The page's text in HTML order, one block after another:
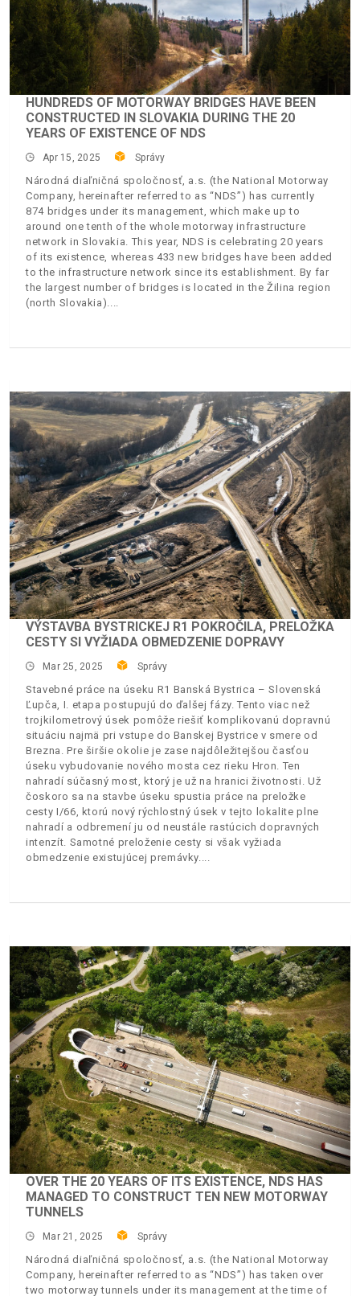
HUNDREDS OF MOTORWAY BRIDGES HAVE BEEN
CONSTRUCTED IN SLOVAKIA DURING THE 20
YEARS OF EXISTENCE OF NDS
Apr 15, 2025 Správy
Národná diaľničná spoločnosť, a.s. (the National Motorway
Company, hereinafter referred to as “NDS”) has currently
874 bridges under its management, which make up to
around one tenth of the whole motorway infrastructure
network in Slovakia. This year, NDS is celebrating 20 years
of its existence, whereas 433 new bridges have been added
to the infrastructure network since its establishment. By far
the largest number of bridges is located in the Žilina region
(north Slovakia).
VÝSTAVBA BYSTRICKEJ R1 POKROČILA, PRELOŽKA
CESTY SI VYŽIADA OBMEDZENIE DOPRAVY
Mar 25, 2025 Správy
Stavebné práce na úseku R1 Banská Bystrica – Slovenská
Ľupča, I. etapa postupujú do ďalšej fázy. Tento viac než
trojkilometrový úsek pomôže riešiť komplikovanú dopravnú
situáciu najmä pri vstupe do Banskej Bystrice v smere od
Brezna. Pre širšie okolie je zase najdôležitejšou časťou
úseku vybudovanie nového mosta cez rieku Hron. Ten
nahradí súčasný most, ktorý je už na hranici životnosti. Už
čoskoro sa na stavbe úseku spustia práce na preložke
cesty I/66, ktorú nový rýchlostný úsek v tejto lokalite plne
nahradí a odbremení ju od neustále rastúcich dopravných
intenzít. Samotné preloženie cesty si však vyžiada
obmedzenie existujúcej premávky.
OVER THE 20 YEARS OF ITS EXISTENCE, NDS HAS
MANAGED TO CONSTRUCT TEN NEW MOTORWAY
TUNNELS
Mar 21, 2025 Správy
Národná diaľničná spoločnosť, a.s. (the National Motorway
Company, hereinafter referred to as “NDS”) has taken over
two motorway tunnels under its management at the time of